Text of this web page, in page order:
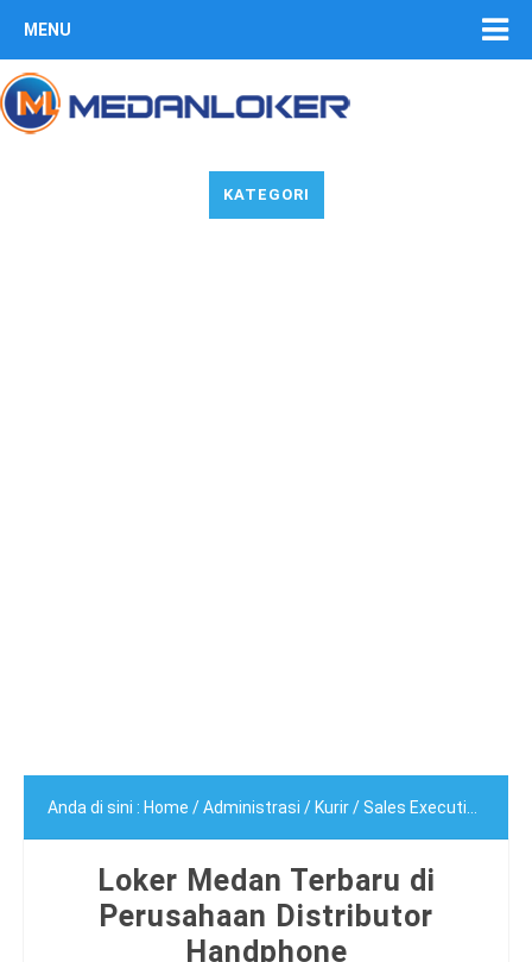
MENU
KATEGORI
Anda di sini : Home /Administrasi / Kurir/Sales Executive
Loker Medan Terbaru di
Perusahaan Distributor
Handphone